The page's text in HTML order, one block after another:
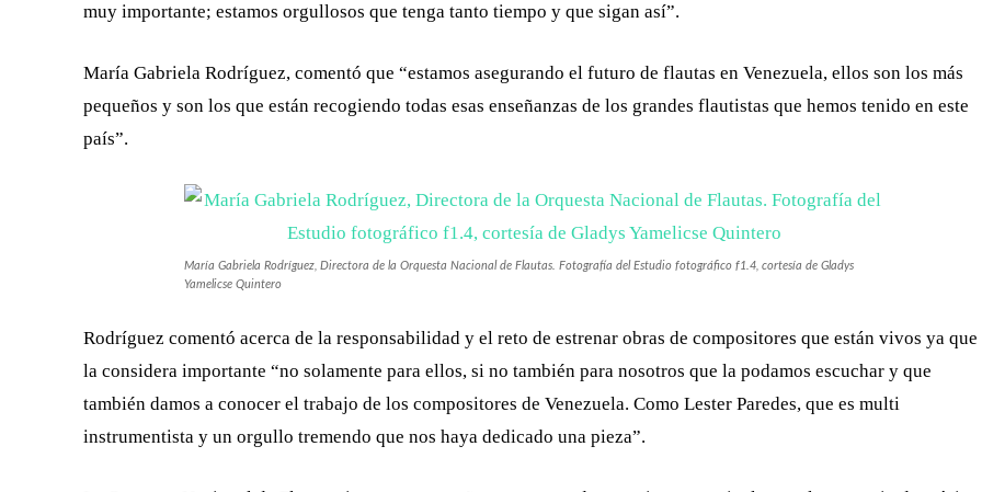
muy importante; estamos orgullosos que tenga tanto tiempo y que sigan así”.
María Gabriela Rodríguez, comentó que “estamos asegurando el futuro de flautas en Venezuela, ellos son los más
pequeños y son los que están recogiendo todas esas enseñanzas de los grandes flautistas que hemos tenido en este
país”.
María Gabriela Rodríguez, Directora de la Orquesta Nacional de Flautas. Fotografía del Estudio fotográfico f1.4, cortesía de Gladys
Yamelicse Quintero
Rodríguez comentó acerca de la responsabilidad y el reto de estrenar obras de compositores que están vivos ya que
la considera importante “no solamente para ellos, si no también para nosotros que la podamos escuchar y que
también damos a conocer el trabajo de los compositores de Venezuela. Como Lester Paredes, que es multi
instrumentista y un orgullo tremendo que nos haya dedicado una pieza”.